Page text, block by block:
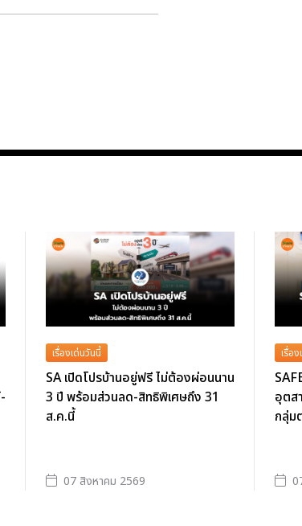
เรื่องเด่นวันนี้
SA เปิดโปรบ้านอยู่ฟรี ไม่ต้องผ่อนนาน
3 ปี พร้อมส่วนลด-สิทธิพิเศษถึง 31
ส.ค.นี้
07 สิงหาคม 2569
เรื่อ
อุตส
กลุ่ม